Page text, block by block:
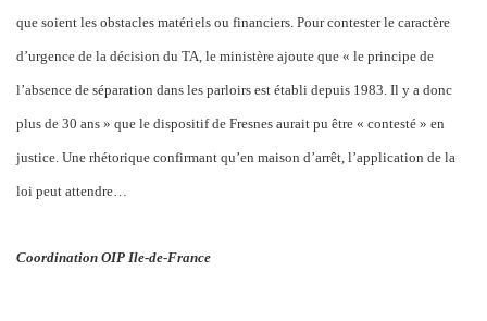
que soient les obstacles matériels ou financiers. Pour contester le caractère
d’urgence de la décision du TA, le ministère ajoute que « le principe de
l’absence de séparation dans les parloirs est établi depuis 1983. Il y a donc
plus de 30 ans » que le dispositif de Fresnes aurait pu être « contesté » en
justice. Une rhétorique confirmant qu’en maison d’arrêt, l’application de la
loi peut attendre…
Coordination OIP Ile-de-France